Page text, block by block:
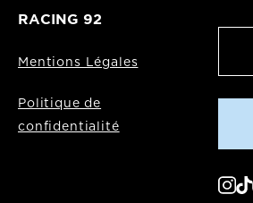
RACING 92
Mentions Légales
Politique de
confidentialité